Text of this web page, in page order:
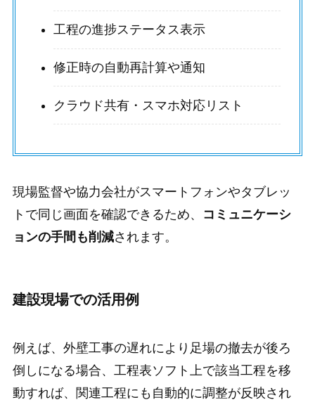
工程の進捗ステータス表示
修正時の自動再計算や通知
クラウド共有・スマホ対応リスト
現場監督や協力会社がスマートフォンやタブレッ
トで同じ画面を確認できるため、
コミュニケーシ
ョンの手間も削減されます。
建設現場での活用例
例えば、外壁工事の遅れにより足場の撤去が後ろ
倒しになる場合、工程表ソフト上で該当工程を移
動すれば、関連工程にも自動的に調整が反映され